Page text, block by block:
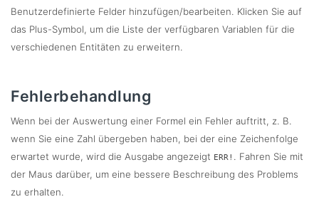
Benutzerdefinierte Felder hinzufügen/bearbeiten. Klicken Sie auf
das Plus-Symbol, um die Liste der verfügbaren Variablen für die
verschiedenen Entitäten zu erweitern.
Fehlerbehandlung
Wenn bei der Auswertung einer Formel ein Fehler auftritt, z. B.
wenn Sie eine Zahl übergeben haben, bei der eine Zeichenfolge
erwartet wurde, wird die Ausgabe angezeigt ERR! . Fahren Sie mit
der Maus darüber, um eine bessere Beschreibung des Problems
zu erhalten.